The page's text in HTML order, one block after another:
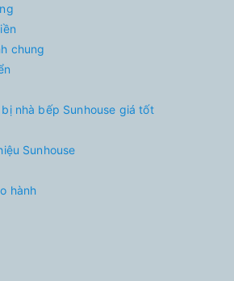
chung
nhà bếp Sunhouse giá tốt
Sunhouse
hành